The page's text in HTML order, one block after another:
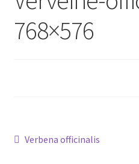
Conseils
768×576
Navigation
Article
Verbena officinalis